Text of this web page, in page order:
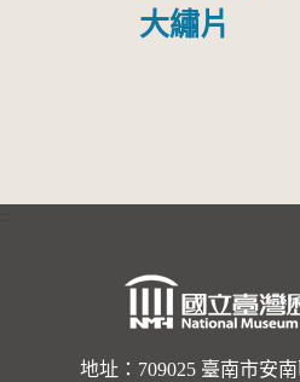
大繡片
地址：709025 臺南市安